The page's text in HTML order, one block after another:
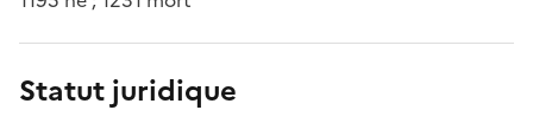
Statut juridique